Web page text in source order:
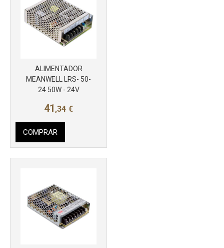
ALIMENTADOR
MEANWELL LRS- 50-
24 50W - 24V
41 ,34 €
COMPRAR
Más info